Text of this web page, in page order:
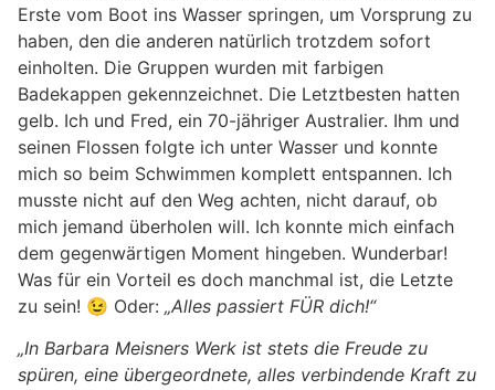
Erste vom Boot ins Wasser springen, um Vorsprung zu
haben, den die anderen natürlich trotzdem sofort
einholten. Die Gruppen wurden mit farbigen
Badekappen gekennzeichnet. Die Letztbesten hatten
gelb. Ich und Fred, ein 70-jähriger Australier. Ihm und
seinen Flossen folgte ich unter Wasser und konnte
mich so beim Schwimmen komplett entspannen. Ich
musste nicht auf den Weg achten, nicht darauf, ob
mich jemand überholen will. Ich konnte mich einfach
dem gegenwärtigen Moment hingeben. Wunderbar!
Was für ein Vorteil es doch manchmal ist, die Letzte
zu sein! 😉 Oder: „Alles passiert FÜR dich!“
„In Barbara Meisners Werk ist stets die Freude zu
spüren, eine übergeordnete, alles verbindende Kraft zu